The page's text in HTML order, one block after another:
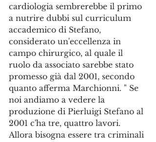
cardiologia sembrerebbe il primo
a nutrire dubbi sul curriculum
accademico di Stefano,
considerato un'eccellenza in
campo chirurgico, al quale il
ruolo da associato sarebbe stato
promesso già dal 2001, secondo
quanto afferma Marchionni. " Se
noi andiamo a vedere la
produzione di Pierluigi Stefano al
2001 c'ha tre, quattro lavori.
Allora bisogna essere tra criminali